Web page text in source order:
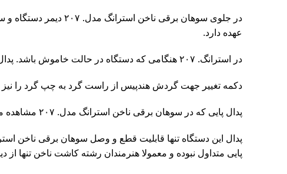
در جلوی سوهان برقی ناخن
استرانگ مدل.
عهده دارد.
در استرانگ. ۲۰۷ هنگامی که دستگاه در حالت خاموش باشد. پدال پایی آن فعال می شود و دیگر اثری از دکمه مجزا برای پدال دیده نمی شود.
دکمه تغییر جهت گردش هندپیس از راست گرد به چپ گرد را نیز مشاهده می
پدال پایی که در سوهان برقی ناخن استرانگ مدل. ۲۰۷ مشاهده می شود پدالی با ابعاد کوچک و مناسب و کیفیت ساخت مطلوب می باشد.
پدال این دستگاه تنها قابلیت قطع و وصل سوهان برقی ناخن
پایی متداول نبوده و معمولا هنرمندان رشته کاشت ناخن تنها از